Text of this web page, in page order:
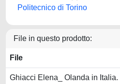
Politecnico di Torino
File in questo prodotto:
File
Ghiacci Elena_ Olanda in